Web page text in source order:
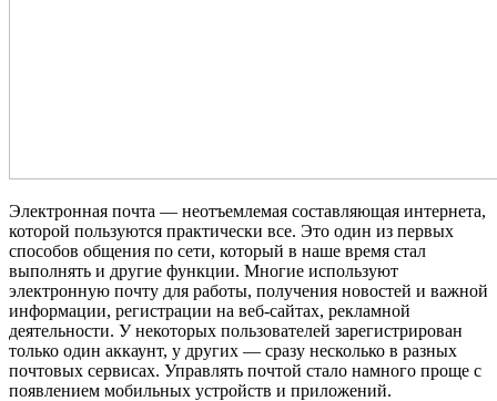
Электронная почта — неотъемлемая составляющая интернета,
которой пользуются практически все. Это один из первых
способов общения по сети, который в наше время стал
выполнять и другие функции. Многие используют
электронную почту для работы, получения новостей и важной
информации, регистрации на веб-сайтах, рекламной
деятельности. У некоторых пользователей зарегистрирован
только один аккаунт, у других — сразу несколько в разных
почтовых сервисах. Управлять почтой стало намного проще с
появлением мобильных устройств и приложений.